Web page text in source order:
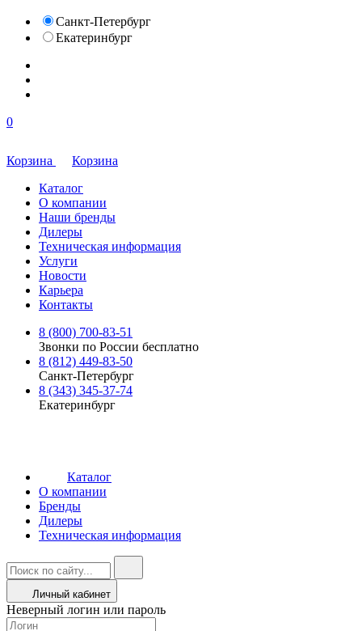
Санкт-Петербург
Екатеринбург
0
Корзина
Корзина
Каталог
О компании
Наши бренды
Дилеры
Техническая информация
Услуги
Новости
Карьера
Контакты
8 (800) 700-83-51
Звонки по России бесплатно
8 (812) 449-83-50
Санкт-Петербург
8 (343) 345-37-74
Екатеринбург
Каталог
О компании
Бренды
Дилеры
Техническая информация
Личный кабинет
Неверный логин или пароль